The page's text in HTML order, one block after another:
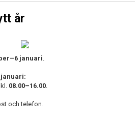
år
januari.
januari:
08.00–16.00.
och telefon.